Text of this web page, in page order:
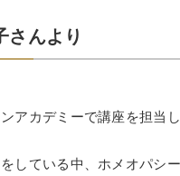
さんより
アカデミーで講座を担当
している中、ホメオパシ